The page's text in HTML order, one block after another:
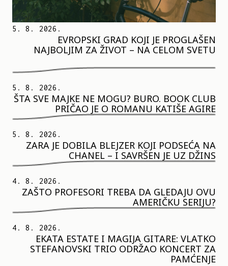
5. 8. 2026.
EVROPSKI GRAD KOJI JE PROGLAŠEN
NAJBOLJIM ZA ŽIVOT – NA CELOM SVETU
5. 8. 2026.
ŠTA SVE MAJKE NE MOGU? BURO. BOOK CLUB
PRIČAO JE O ROMANU KATIŠE AGIRE
5. 8. 2026.
ZARA JE DOBILA BLEJZER KOJI PODSEĆA NA
CHANEL – I SAVRŠEN JE UZ DŽINS
4. 8. 2026.
ZAŠTO PROFESORI TREBA DA GLEDAJU OVU
AMERIČKU SERIJU?
4. 8. 2026.
EKATA ESTATE I MAGIJA GITARE: VLATKO
STEFANOVSKI TRIO ODRŽAO KONCERT ZA
PAMĆENJE